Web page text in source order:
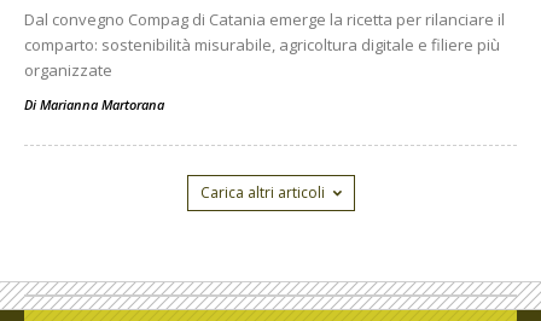
Dal convegno Compag di Catania emerge la ricetta per rilanciare il
comparto: sostenibilità misurabile, agricoltura digitale e filiere più
organizzate
Di Marianna Martorana
Carica altri articoli